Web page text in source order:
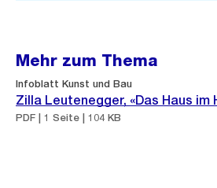
Mehr zum Thema
Infoblatt Kunst und Bau
Zilla Leutenegger, «Das Haus im
PDF | 1 Seite | 104 KB